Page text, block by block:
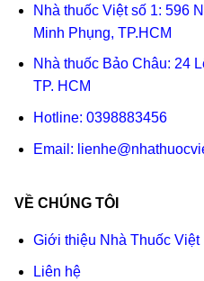
Nhà thuốc Việt số 1: 596
Minh Phụng, TP.HCM
Nhà thuốc Bảo Châu: 24
TP. HCM
Hotline: 0398883456
Email:
VỀ CHÚNG TÔI
Giới thiệu Nhà Thuốc Việt
Liên hệ